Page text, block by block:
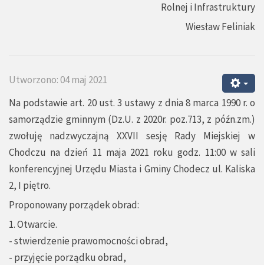
Rolnej i Infrastruktury
Wiesław Feliniak
Utworzono: 04 maj 2021
Na podstawie art. 20 ust. 3 ustawy z dnia 8 marca 1990 r. o
samorządzie gminnym (Dz.U. z 2020r. poz.713, z późn.zm.)
zwołuję nadzwyczajną XXVII sesję Rady Miejskiej w
Chodczu na dzień 11 maja 2021 roku godz. 11:00 w sali
konferencyjnej Urzędu Miasta i Gminy Chodecz ul. Kaliska
2, I piętro.
Proponowany porządek obrad:
1. Otwarcie.
- stwierdzenie prawomocności obrad,
- przyjęcie porządku obrad,